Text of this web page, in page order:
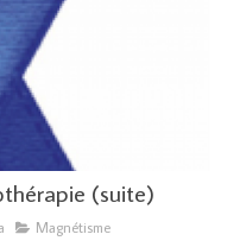
(suite)
Magnétisme